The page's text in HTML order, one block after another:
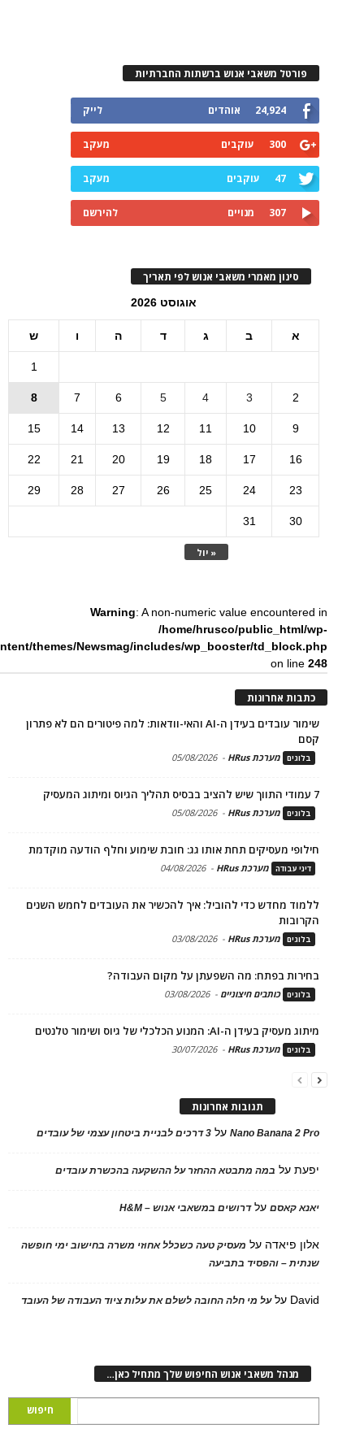
פורטל משאבי אנוש ברשתות החברתיות
24,924 אוהדים לייק
300 עוקבים מעקב
47 עוקבים מעקב
307 מנויים להירשם
סינון מאמרי משאבי אנוש לפי תאריך
אוגוסט 2026
א ב ג ד ה ו ש
« יול
1
2
3
4
5
6
7
8
9
10
11
12
13
14
15
16
17
18
19
20
21
22
23
24
25
26
27
28
29
30
31
Warning: A non-numeric value encountered in
/home/hrusco/public_html/wp-
themes/Newsmag/includes/wp_booster/td_block.php
on line248
כתבות אחרונות
שימור עובדים בעידן ה-AI והאי-וודאות: למה פיטורים הם לא פתרון
קסם
בלוגים מערכת HRus -
05/08/2026
7 עמודי התווך שיש להציב בבסיס תהליך הגיוס ומיתוג המעסיק
בלוגים מערכת HRus -
05/08/2026
חילופי מעסיקים תחת אותו גג: חובת שימוע וחלף הודעה מוקדמת
דיני עבודה מערכת HRus -
04/08/2026
ללמוד מחדש כדי להוביל: איך להכשיר את העובדים לחמש השנים
הקרובות
בלוגים מערכת HRus -
03/08/2026
בחירות בפתח: מה השפעתן על מקום העבודה?
בלוגים כותבים חיצוניים -
03/08/2026
מיתוג מעסיק בעידן ה-AI: המנוע הכלכלי של גיוס ושימור טלנטים
בלוגים מערכת HRus -
30/07/2026
תגובות אחרונות
Nano Banana 2 Proעל 3 דרכים לבניית ביטחון עצמי של עובדים
יפעתעל במה מתבטא ההחזר על ההשקעה בהכשרת עובדים
יאנא קאסםעלדרושים במשאבי אנוש – H&M
אלון פיאדה על מעסיק טעה כשכלל אחוזי משרה בחישוב ימי חופשה
שנתית – והפסיד בתביעה
David עלעל מי חלה החובה לשלם את עלות ציוד העבודה של העובד
מנהל משאבי אנוש החיפוש שלך מתחיל כאן…